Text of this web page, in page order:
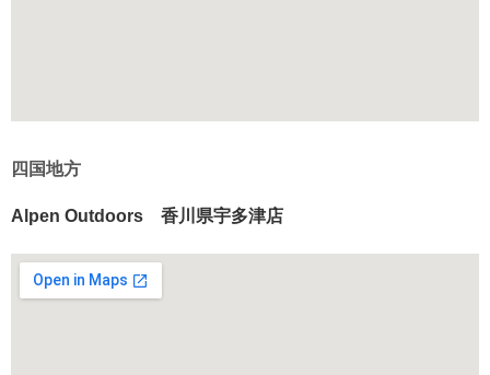
四国地方
Alpen Outdoors 香川県宇多津店